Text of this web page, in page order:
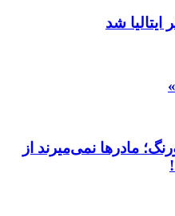
شد
مادرها نمی‌میرند از